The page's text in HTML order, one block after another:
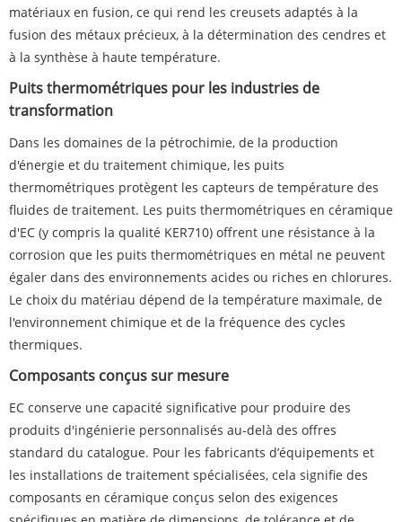
matériaux en fusion, ce qui rend les creusets adaptés à la
fusion des métaux précieux, à la détermination des cendres et
à la synthèse à haute température.
Puits thermométriques pour les industries de
transformation
Dans les domaines de la pétrochimie, de la production
d'énergie et du traitement chimique, les puits
thermométriques protègent les capteurs de température des
fluides de traitement. Les puits thermométriques en céramique
d'EC (y compris la qualité KER710) offrent une résistance à la
corrosion que les puits thermométriques en métal ne peuvent
égaler dans des environnements acides ou riches en chlorures.
Le choix du matériau dépend de la température maximale, de
l'environnement chimique et de la fréquence des cycles
thermiques.
Composants conçus sur mesure
EC conserve une capacité significative pour produire des
produits d'ingénierie personnalisés au-delà des offres
standard du catalogue. Pour les fabricants d’équipements et
les installations de traitement spécialisées, cela signifie des
composants en céramique conçus selon des exigences